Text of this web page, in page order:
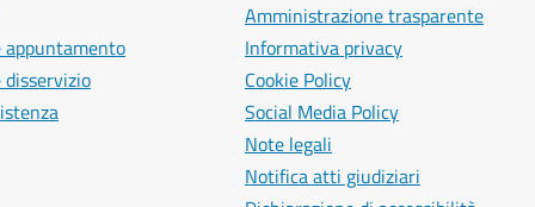
appuntamento
disservizio
Amministrazione trasparente
Informativa privacy
Cookie Policy
Social Media Policy
Note legali
Notifica atti giudiziari